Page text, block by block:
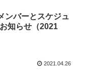
ンバーとスケジュ
知らせ（2021
2021.04.26